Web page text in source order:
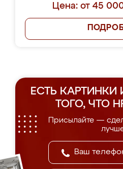
Цена: от 45
ЕСТЬ КАРТИНКИ
ТОГО, ЧТО
Присылайте —